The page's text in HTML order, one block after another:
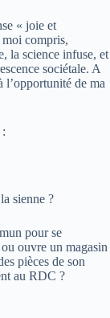
« joie et
moi compris,
la science infuse, et
sociétale. A
l’opportunité de ma
sienne ?
pour se
ouvre un magasin
pièces de son
au RDC ?